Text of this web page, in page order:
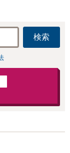
検索